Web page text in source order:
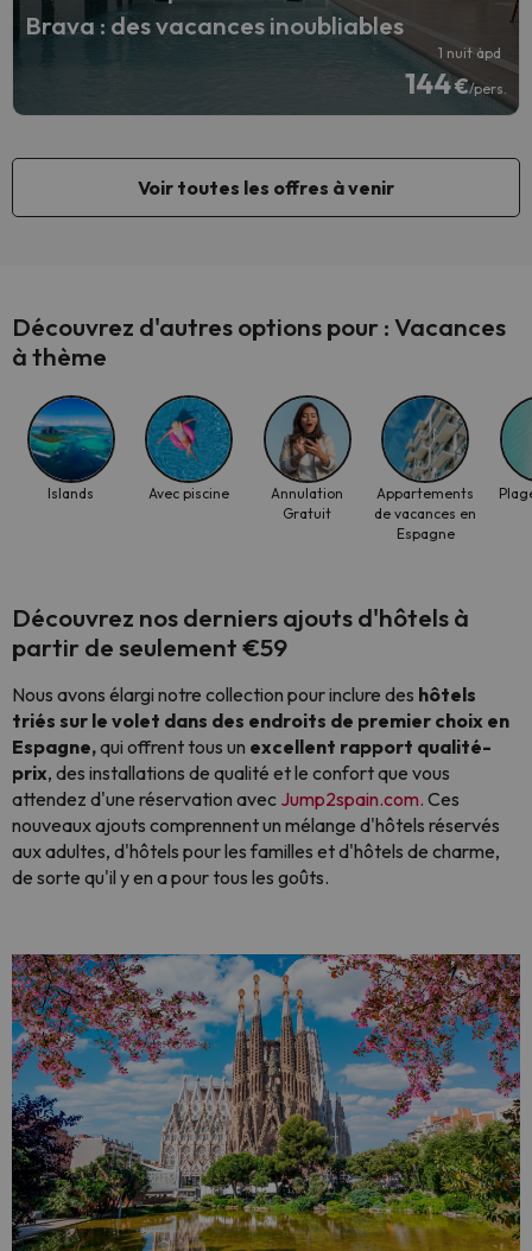
Brava : des vacances inoubliables
1 nuit àpd
144€/pers.
Voir toutes les offres à venir
Découvrez d'autres options pour : Vacances
à thème
Islands Avec piscine
Annulation
Gratuit
Appartements
de vacances en
Espagne
Découvrez nos derniers ajouts d'hôtels à
partir de seulement €59
Nous avons élargi notre collection pour inclure des hôtels
triés sur le volet dans des endroits de premier choix en
Espagne,qui offrent tous un excellent rapport qualité-
prix, des installations de qualité et le confort que vous
attendez d'une réservation avec Jump2spain.com. Ces
nouveaux ajouts comprennent un mélange d'hôtels réservés
aux adultes, d'hôtels pour les familles et d'hôtels de charme,
de sorte qu'il y en a pour tous les goûts.